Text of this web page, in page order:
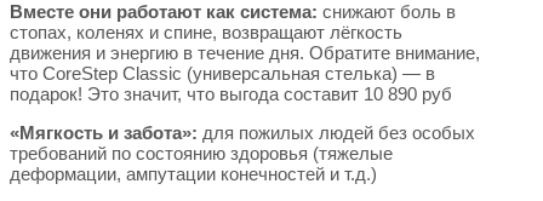
Вместе они работают как система: снижают боль в
стопах, коленях и спине, возвращают лёгкость
движения и энергию в течение дня. Обратите внимание,
что CoreStep Classic (универсальная стелька) — в
подарок! Это значит, что выгода составит 10 890 руб
«Мягкость и забота»: для пожилых людей без особых
требований по состоянию здоровья (тяжелые
деформации, ампутации конечностей и т.д.)